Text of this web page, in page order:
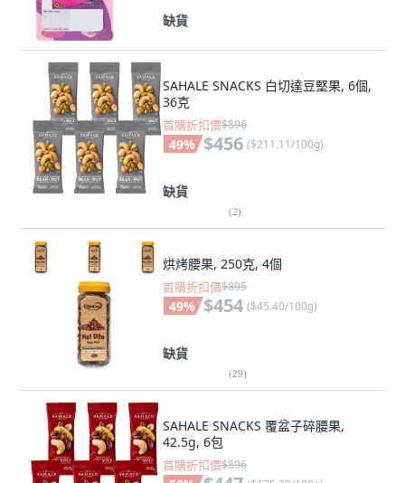
缺貨
SAHALE SNACKS 白切達豆堅果, 6個,
36克
首購折扣價$896
49% $456 ($211.11/100g)
缺貨
(2)
烘烤腰果, 250克, 4個
首購折扣價$895
49% $454 ($45.40/100g)
缺貨
(29)
SAHALE SNACKS 覆盆子碎腰果,
42.5g, 6包
首購折扣價$896